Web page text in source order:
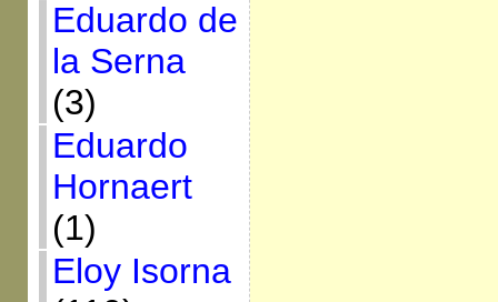
Eduardo de
la Serna
(3)
Eduardo
Hornaert
(1)
Eloy Isorna